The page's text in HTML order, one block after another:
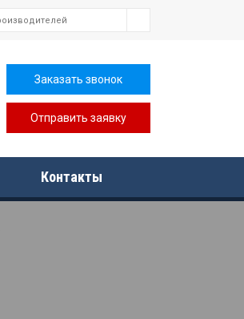
Заказать звонок
Отправить заявку
Контакты